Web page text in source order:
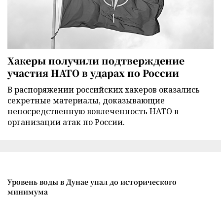
Хакеры получили подтверждение
участия НАТО в ударах по России
В распоряжении российских хакеров оказались
секретные материалы, доказывающие
непосредственную вовлеченность НАТО в
организации атак по России.
Уровень воды в Дунае упал до исторического
минимума